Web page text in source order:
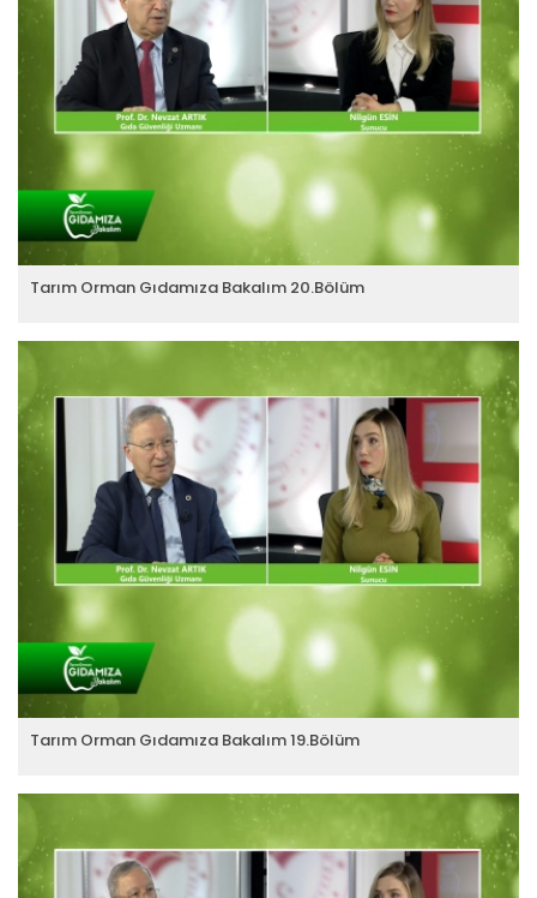
Tarım Orman Gıdamıza Bakalım 20.Bölüm
Tarım Orman Gıdamıza Bakalım 19.Bölüm